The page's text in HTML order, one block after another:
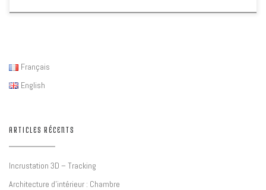
Français
English
ARTICLES RÉCENTS
Incrustation 3D – Tracking
Architecture d’intérieur : Chambre